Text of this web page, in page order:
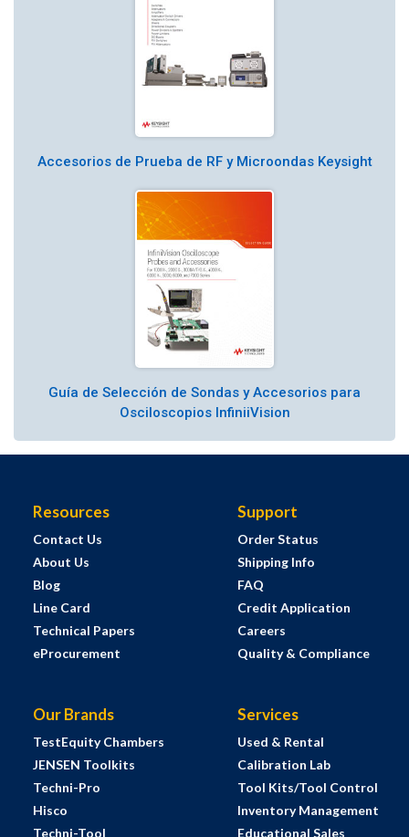
Accesorios de Prueba de RF y Microondas Keysight
Guía de Selección de Sondas y Accesorios para
Osciloscopios InfiniiVision
Resources
Contact Us
About Us
Blog
Line Card
Technical Papers
eProcurement
Support
Order Status
Shipping Info
FAQ
Credit Application
Careers
Quality & Compliance
Our Brands
TestEquity Chambers
JENSEN Toolkits
Techni-Pro
Hisco
Techni-Tool
Services
Used & Rental
Calibration Lab
Tool Kits/Tool Control
Inventory Management
Educational Sales